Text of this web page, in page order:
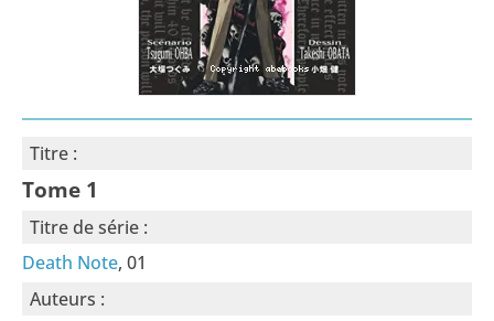
Titre :
Tome 1
Titre de série :
Death Note, 01
Auteurs :